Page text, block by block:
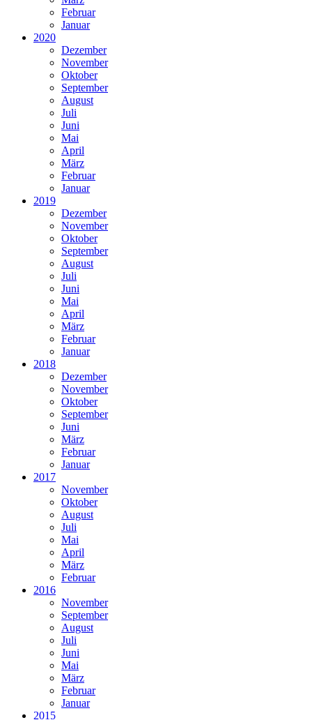
Februar
Januar
2020
Dezember
November
Oktober
September
August
Juli
Juni
Mai
April
März
Februar
Januar
2019
Dezember
November
Oktober
September
August
Juli
Juni
Mai
April
März
Februar
Januar
2018
Dezember
November
Oktober
September
Juni
März
Februar
Januar
2017
November
Oktober
August
Juli
Mai
April
März
Februar
2016
November
September
August
Juli
Juni
Mai
März
Februar
Januar
2015